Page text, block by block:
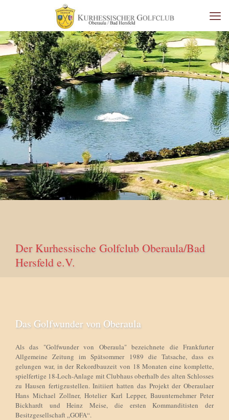
Der Kurhessische Golfclub Oberaula/Bad
Hersfeld e.V.
Das Golfwunder von Oberaula
Als das "Golfwunder von Oberaula" bezeichnete die Frankfurter
Allgemeine Zeitung im Spätsommer 1989 die Tatsache, dass es
gelungen war, in der Rekordbauzeit von 18 Monaten eine komplette,
spielfertige 18-Loch-Anlage mit Clubhaus oberhalb des alten Schlosses
zu Hausen fertigzustellen. Initiiert hatten das Projekt der Oberaulaer
Hans Michael Zollner, Hotelier Karl Lepper, Bauunternehmer Peter
Bickhardt und Heinz Meise, die ersten Kommanditisten der
Besitzgesellschaft „GOFA“.